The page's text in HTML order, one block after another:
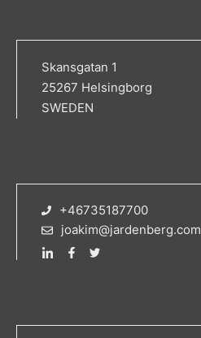
Skansgatan 1
25267 Helsingborg
SWEDEN
+46735187700
joakim@jardenberg.com